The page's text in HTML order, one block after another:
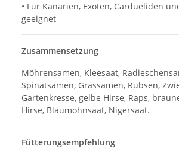
• Für Kanarien, Exoten, Cardueliden
geeignet
Zusammensetzung
Möhrensamen, Kleesaat,
Spinatsamen, Grassamen, Rübsen,
Gartenkresse, gelbe Hirse, Raps,
Hirse, Blaumohnsaat, Nigersaat.
Fütterungsempfehlung